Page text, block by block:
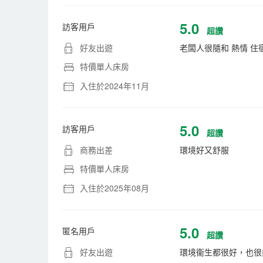
訪客用戶
好友出遊
特價單人床房
入住於2024年11月
5.0
超讚
老闆人很隨和 熱情 住
訪客用戶
商務出差
特價單人床房
入住於2025年08月
5.0
超讚
環境好又舒服
匿名用戶
好友出遊
5.0
超讚
環境衞生都很好，也很